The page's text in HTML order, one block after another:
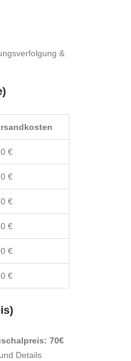
&
€
€
€
€
€
€
70€
Details